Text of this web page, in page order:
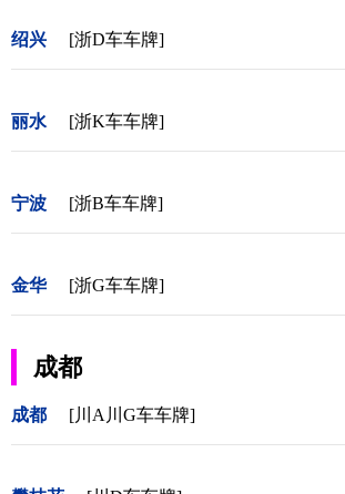
绍兴 [浙D车车牌]
丽水 [浙K车车牌]
宁波 [浙B车车牌]
金华 [浙G车车牌]
成都
成都 [川A川G车车牌]